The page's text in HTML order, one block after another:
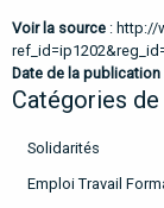
Voir la source : http://
Date de la publication
Catégories
Solidarités
Emploi Travail